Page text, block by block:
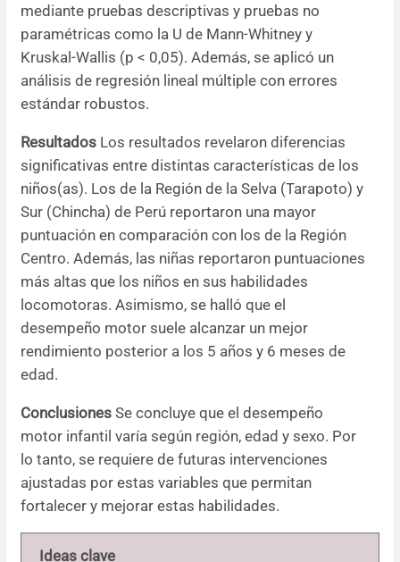
mediante pruebas descriptivas y pruebas no
paramétricas como la U de Mann-Whitney y
Kruskal-Wallis (p < 0,05). Además, se aplicó un
análisis de regresión lineal múltiple con errores
estándar robustos.
Resultados Los resultados revelaron diferencias
significativas entre distintas características de los
niños(as). Los de la Región de la Selva (Tarapoto) y
Sur (Chincha) de Perú reportaron una mayor
puntuación en comparación con los de la Región
Centro. Además, las niñas reportaron puntuaciones
más altas que los niños en sus habilidades
locomotoras. Asimismo, se halló que el
desempeño motor suele alcanzar un mejor
rendimiento posterior a los 5 años y 6 meses de
edad.
Conclusiones Se concluye que el desempeño
motor infantil varía según región, edad y sexo. Por
lo tanto, se requiere de futuras intervenciones
ajustadas por estas variables que permitan
fortalecer y mejorar estas habilidades.
Ideas clave